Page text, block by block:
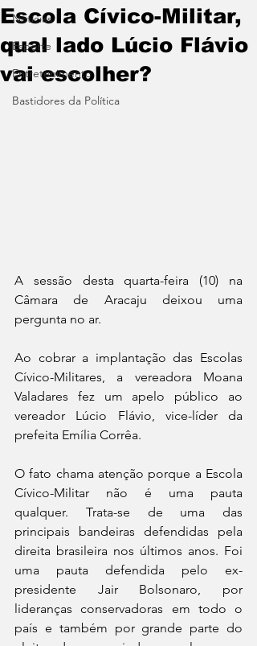
Notícias
Esporte
Entretenimento
Bastidores da Política
Escola Cívico-Militar,
qual lado Lúcio Flávio
vai escolher?
A sessão desta quarta-feira (10) na
Câmara de Aracaju deixou uma
pergunta no ar.
Ao cobrar a implantação das Escolas
Cívico-Militares, a vereadora Moana
Valadares fez um apelo público ao
vereador Lúcio Flávio, vice-líder da
prefeita Emília Corrêa.
O fato chama atenção porque a Escola
Cívico-Militar não é uma pauta
qualquer. Trata-se de uma das
principais bandeiras defendidas pela
direita brasileira nos últimos anos. Foi
uma pauta defendida pelo ex-
presidente Jair Bolsonaro, por
lideranças conservadoras em todo o
país e também por grande parte do